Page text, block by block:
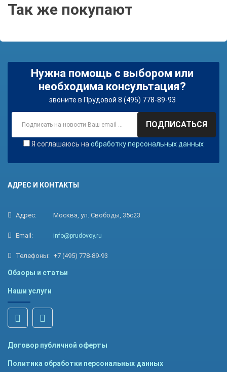
Так же покупают
Нужна помощь с выбором или
необходима консультация?
звоните в Прудовой 8 (495) 778-89-93
ПОДПИСАТЬСЯ
Я соглашаюсь на обработку персональных данных
АДРЕС И КОНТАКТЫ
Адрес: Москва, ул. Свободы, 35с23
Email: info@prudovoy.ru
Телефоны: +7 (495) 778-89-93
Обзоры и статьи
Наши услуги
Договор публичной оферты
Политика обработки персональных данных